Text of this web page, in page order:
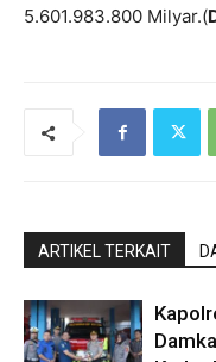
5.601.983.800 Milyar.(
ARTIKEL TERKAIT